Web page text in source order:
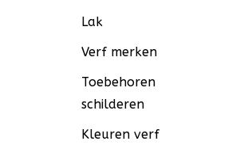
Lak
Verf merken
Toebehoren
schilderen
Kleuren verf